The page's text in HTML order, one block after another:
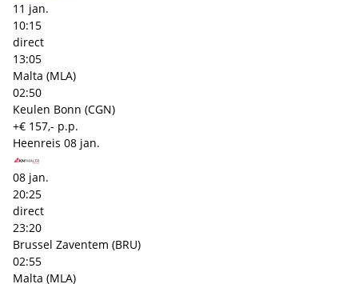
11 jan.
10:15
direct
13:05
Malta (MLA)
02:50
Keulen Bonn (CGN)
+€ 157,- p.p.
Heenreis 08 jan.
08 jan.
20:25
direct
23:20
Brussel Zaventem (BRU)
02:55
Malta (MLA)